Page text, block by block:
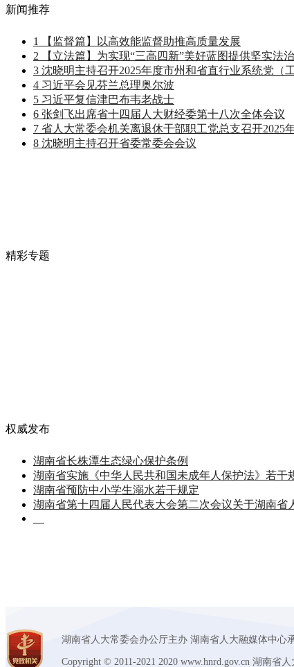
新闻推荐
1 【监督篇】以高效能监督助推高质量发展
2 【立法篇】为实现“三高四新”美好蓝图提供坚实法
3 沈晓明主持召开2025年度市州和省直行业系统党（
4 习近平会见芬兰总理奥尔波
5 习近平复信津巴布韦老战士
6 张剑飞出席省十四届人大财经委第十八次全体会议
7 省人大常委会机关离退休干部职工党总支召开2025
8 沈晓明主持召开省委常委会会议
精彩专题
权威发布
湖南省长株潭生态绿心保护条例
湖南省实施《中华人民共和国未成年人保护法》若干
湖南省预防中小学生溺水若干规定
湖南省第十四届人民代表大会第二次会议关于湖南
湖南省人大常委会办公厅主办 湖南省人大融媒体中心
Copyright © 2011-2021 2020 www.hnrd.gov.cn 湖南省